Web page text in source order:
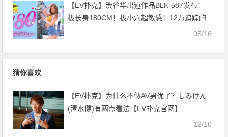
【EV扑克】渋谷华出道作品BLK-587发布！
极长身180CM！极小穴超敏感！12万追踪的
05/16
猜你喜欢
【EV扑克】为什么不做AV男优了？しみけん
(清水健)有两点看法【EV扑克官网】
12/10